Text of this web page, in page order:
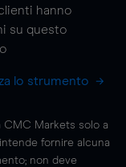
hanno
su questo
lo strumento
CMC Markets solo a
fornire alcuna
non deve